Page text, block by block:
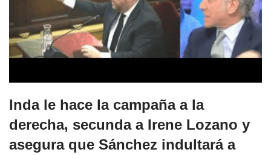
Inda le hace la campaña a la
derecha, secunda a Irene Lozano y
asegura que Sánchez indultará a